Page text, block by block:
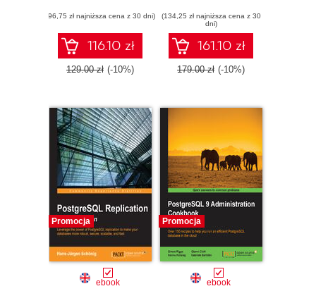
modeling and
performance tuning
(96,75 zł najniższa cena z 30 dni)
116.10 zł
129.00 zł (-10%)
databases in real
world applications
using PostgreSQL
(134,25 zł najniższa cena z 30
dni)
161.10 zł
179.00 zł (-10%)
Promocja
ebook
Promocja
ebook